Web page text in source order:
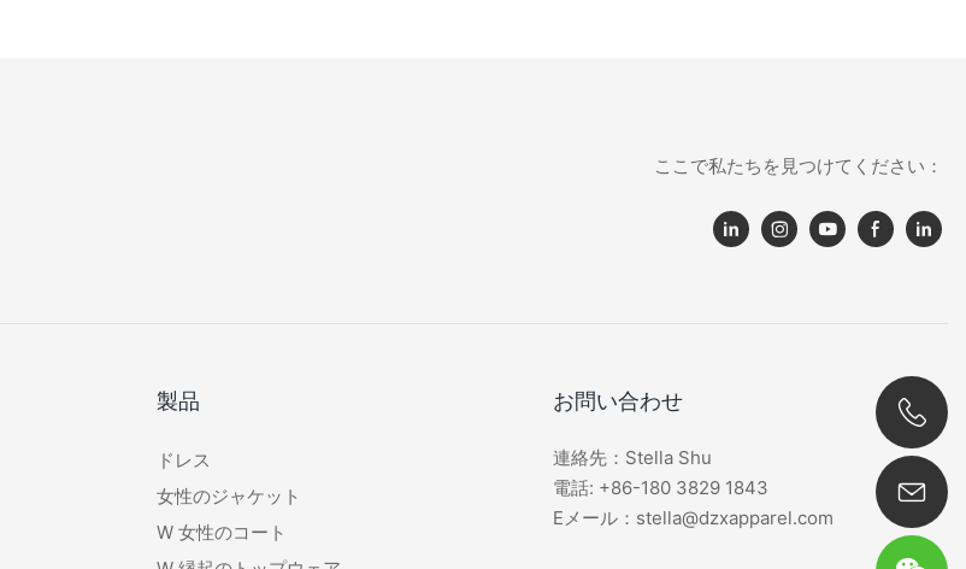
ここで私たちを見つけてください：
製品
ドレス
女性のジャケット
W 女性のコート
お問い合わせ
連絡先：Stella Shu
電話: +86-180 3829 1843
Eメール：stella@dzxapparel.com